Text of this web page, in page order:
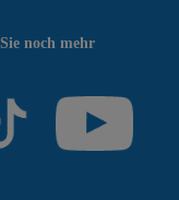
noch mehr